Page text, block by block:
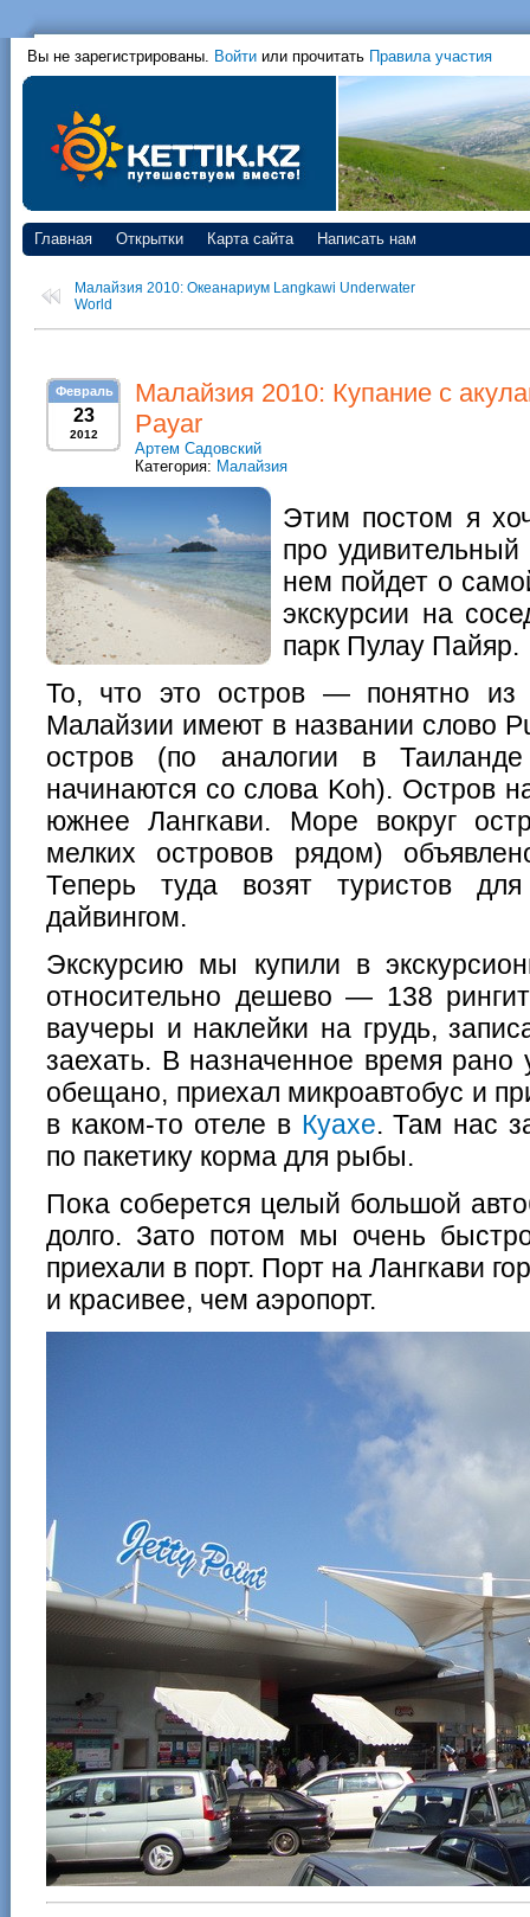
Вы не зарегистрированы. Войти или прочитать Правила участия
Главная Открытки Карта сайта Написать нам
Малайзия 2010: Океанариум Langkawi Underwater
World
Февраль
23
2012
Малайзия 2010: Купание с
Payar
Артем Садовский
Категория: Малайзия
Этим постом я
про
нем пойдет о
экскурсии на
парк Пулау Пайяр.
То, что это остров — понятно из
Малайзии имеют в названии слово
остров (по аналогии в
начинаются со слова Koh). Остров
южнее Лангкави. Море вокруг
мелких островов рядом)
Теперь туда возят туристов
дайвингом.
Экскурсию мы купили в
относительно дешево — 138
ваучеры и наклейки на грудь,
заехать. В назначенное время
обещано, приехал микроавтобус и
в каком-то отеле в Куахе. Там нас
по пакетику корма для рыбы.
Пока соберется целый большой
долго. Зато потом мы очень
приехали в порт. Порт на Лангкави
и красивее, чем аэропорт.